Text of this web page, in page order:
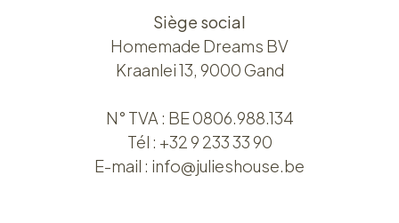
Siège social
Homemade Dreams BV
Kraanlei 13, 9000 Gand
N° TVA : BE 0806.988.134
Tél : +32 9 233 33 90
E-mail : info@julieshouse.be